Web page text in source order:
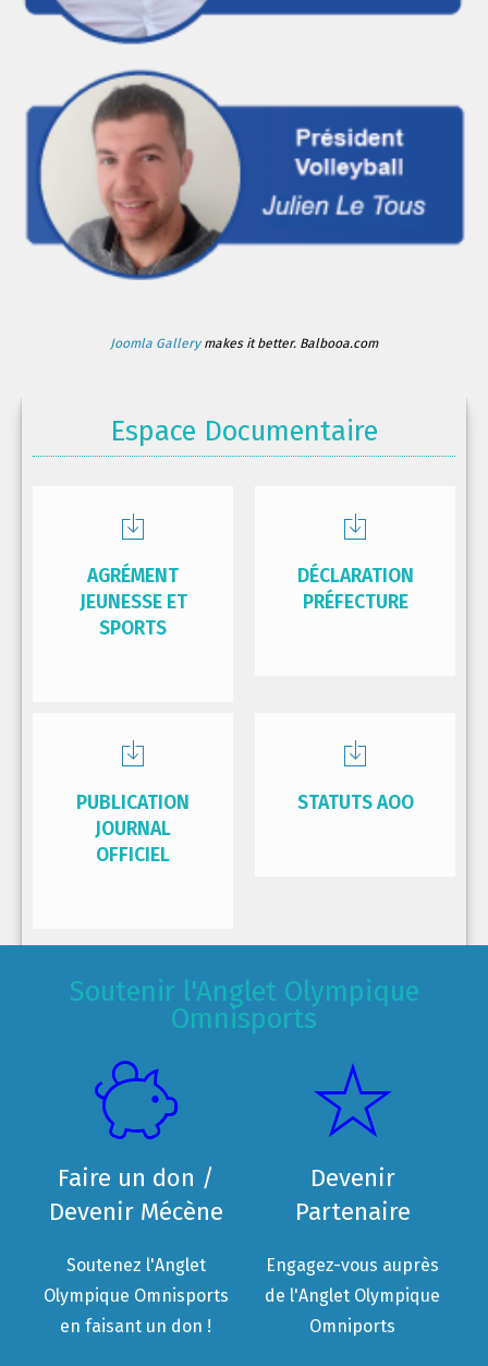
Joomla Gallerymakes it better. Balbooa.com
Espace Documentaire
AGRÉMENT
JEUNESSE ET
SPORTS
DÉCLARATION
PRÉFECTURE
PUBLICATION
JOURNAL
OFFICIEL
STATUTS AOO
Soutenir l'Anglet Olympique
Omnisports
Faire un don /
Devenir Mécène
Soutenez l'Anglet
Olympique Omnisports
en faisant un don !
Devenir
Partenaire
Engagez-vous auprès
de l'Anglet Olympique
Omniports